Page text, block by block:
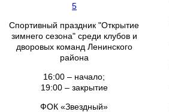
5
Спортивный праздник "Открытие
зимнего сезона" среди клубов и
дворовых команд Ленинского
района
16:00 – начало;
19:00 – закрытие
ФОК «Звездный»